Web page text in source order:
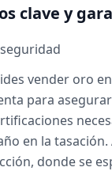
clave y
vender oro
para
en la
donde se